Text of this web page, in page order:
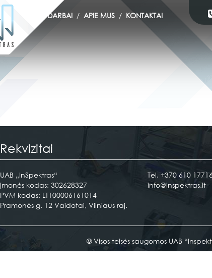
DARBAI APIE MUS KONTAKTAI
Rekvizitai
UAB „InSpektras“
Įmonės kodas: 302628327
PVM kodas: LT100006161014
Pramonės g. 12 Vaidotai, Vilniaus raj.
Tel. +370 610 17716
info@inspektras.lt
© Visos teisės saugomos UAB